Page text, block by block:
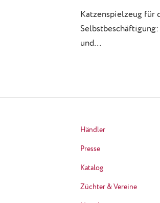
Katzenspielzeug für
und…
Händler
Presse
Katalog
Züchter & Vereine